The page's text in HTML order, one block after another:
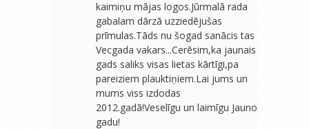
kaimiņu mājas logos.Jūrmalā rada
gabalam dārzā uzziedējušas
prīmulas.Tāds nu šogad sanācis tas
Vecgada vakars...Cerēsim,ka jaunais
gads saliks visas lietas kārtīgi,pa
pareiziem plauktiņiem.Lai jums un
mums viss izdodas
2012.gadā!Veselīgu un laimīgu Jauno
gadu!